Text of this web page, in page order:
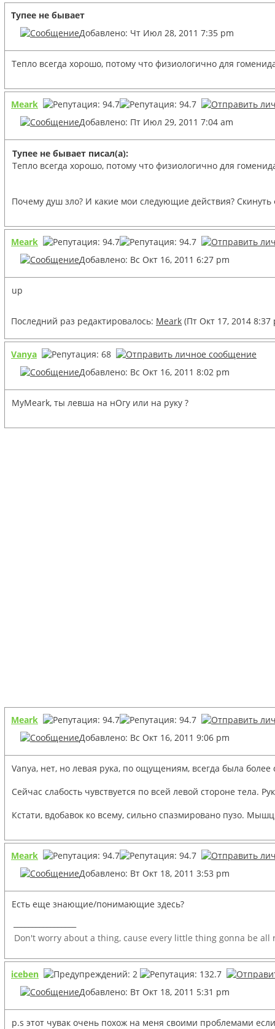
Тупее не бывает
Добавлено: Чт Июл 28, 2011 7:35 pm
Тепло всегда хорошо, потому что физиологично для
Meark
Добавлено: Пт Июл 29, 2011 7:04 am
Тупее не бывает писал(а):
Тепло всегда хорошо, потому что физиологично для
Почему душ зло? И какие мои следующие действия? Скинуть
Meark
Добавлено: Вс Окт 16, 2011 6:27 pm
up
Последний раз редактировалось: Meark (Пт Окт 17, 2014 8:37
Vanya
Добавлено: Вс Окт 16, 2011 8:02 pm
MyMeark, ты левша на нОгу или на руку ?
Meark
Добавлено: Вс Окт 16, 2011 9:06 pm
Vanya, нет, но левая рука, по ощущениям, всегда была
Сейчас слабость чувствуется по всей левой стороне тела.
Кстати, вдобавок ко всему, сильно спазмировано пузо.
Meark
Добавлено: Вт Окт 18, 2011 3:53 pm
Есть еще знающие/понимающие здесь?
Don't worry about a thing, cause every little thing gonna be all
iceben
Добавлено: Вт Окт 18, 2011 5:31 pm
p.s этот чувак очень похож на меня своими проблемами